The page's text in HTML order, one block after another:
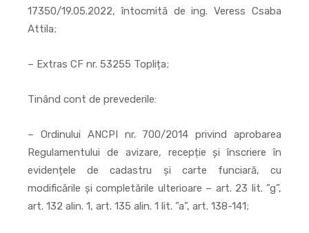
17350/19.05.2022, întocmită de ing. Veress Csaba
Attila;
– Extras CF nr. 53255 Toplița;
Tinând cont de prevederile:
– Ordinului ANCPI nr. 700/2014 privind aprobarea
Regulamentului de avizare, recepție și înscriere în
evidențele de cadastru și carte funciară, cu
modificările și completările ulterioare – art. 23 lit. ”g”,
art. 132 alin. 1, art. 135 alin. 1 lit. ”a”, art. 138-141;